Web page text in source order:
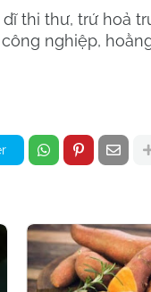
dĩ thi thư, trứ hoả
nghiệp,